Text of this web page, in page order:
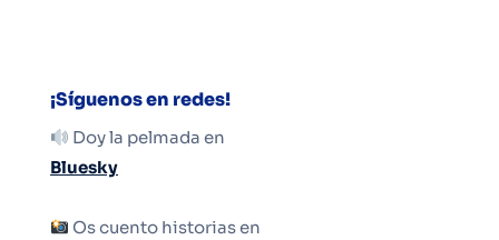
¡Síguenos en redes!
Doy la pelmada en
Bluesky
Os cuento historias en